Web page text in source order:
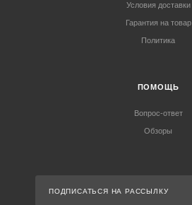
Условия доставки
Гарантия на товар
Политика
ПОМОЩЬ
Вопрос-ответ
Обзоры
ПОДПИСАТЬСЯ НА РАССЫЛКУ